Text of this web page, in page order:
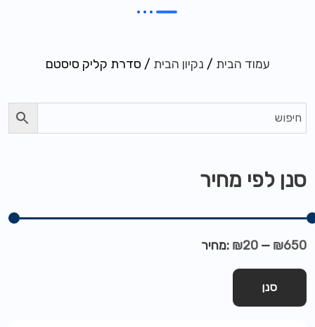
עמוד הבית / נקיון הבית / סדרת קליק סיסטם
סנן לפי מחיר
סנן
מחיר: ₪20 — ₪650